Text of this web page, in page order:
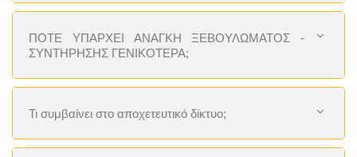
ΠΟΤΕ ΥΠΑΡΧΕΙ ΑΝΑΓΚΗ ΞΕΒΟΥΛΩΜΑΤΟΣ -
ΣΥΝΤΗΡΗΣΗΣ ΓΕΝΙΚΟΤΕΡΑ;
Τι συμβαίνει στο αποχετευτικό δίκτυο;